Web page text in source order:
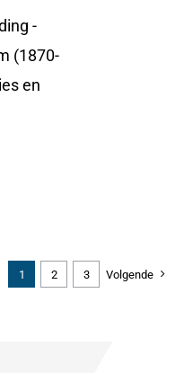
-
(1870-
en
1 2 3 Volgende